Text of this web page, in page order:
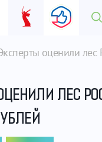
оценили лес
ЛЕС